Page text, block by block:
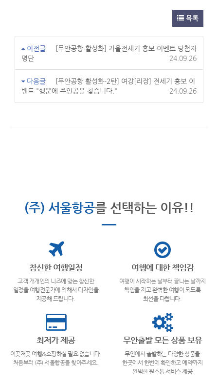
목록
이전글
[무안공항 활성화] 가을전세기 홍보 이벤트 당첨자
명단
24.09.26
다음글
[무안공항 활성화-2탄] 여강[리장] 전세기 홍보 이
벤트 "행운에 주인공을 찾습니다."
24.09.26
(주) 서울항공를 선택하는 이유!!
참신한 여행일정
고객 개개인의 니즈에 맞는 참신한
일정을 여행전문가에 의해서 디자인을
제공해 드립니다.
여행에 대한 책임감
여행이 시작하는 날부터 끝나는 날까지
책임을 지고 완벽한 여행이 되도록
최선을 다합니다.
최저가 제공
이곳저곳 여행&쇼핑하실 필요 없습니다.
처음부터 (주) 서울항공를 찾아주세요.
무안출발 모든 상품 보유
무안에서 출발하는 다양한 상품을
한곳에서 한번에 확인하고 예약까지
완벽한 원스톱 서비스 제공